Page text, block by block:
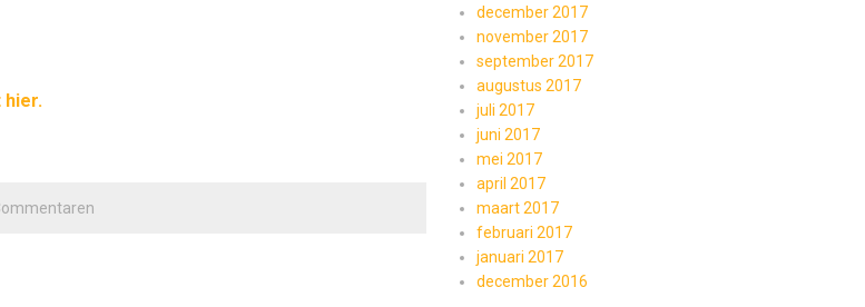
hier.
december 2017
november 2017
september 2017
augustus 2017
juli 2017
juni 2017
mei 2017
april 2017
maart 2017
februari 2017
januari 2017
december 2016